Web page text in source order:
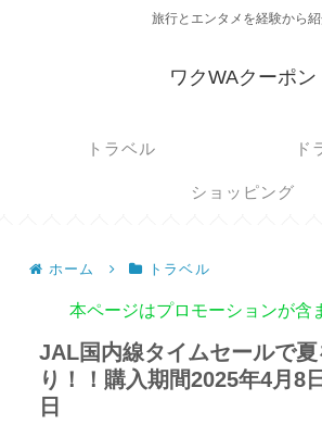
旅行とエンタメを経験から
ワクWAクーポン
トラベル ド
ショッピング
ホーム トラベル
本ページはプロモーションが含
JAL国内線タイムセールで夏
り！！購入期間2025年4月8
日